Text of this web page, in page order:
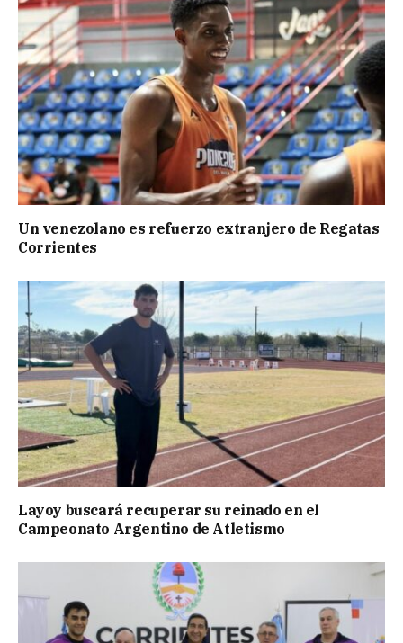
Un venezolano es refuerzo extranjero de Regatas
Corrientes
Layoy buscará recuperar su reinado en el
Campeonato Argentino de Atletismo